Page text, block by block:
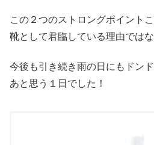
この２つのストロングポイント
靴として君臨している理由ではな
今後も引き続き雨の日にもドン
あと思う１日でした！